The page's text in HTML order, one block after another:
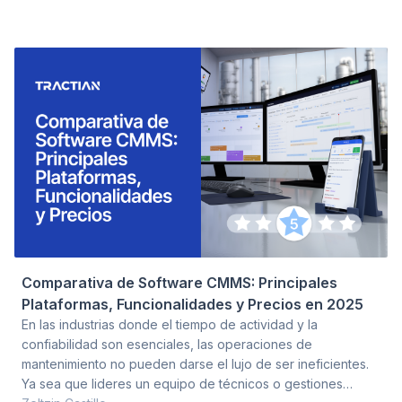
de los sistemas EAM heredados. SAP PM, IBM Maximo y
Oracle EAM aún dominan las implementaciones aguas arriba
Comparativa de Software CMMS: Principales
Plataformas, Funcionalidades y Precios en 2025
En las industrias donde el tiempo de actividad y la
confiabilidad son esenciales, las operaciones de
mantenimiento no pueden darse el lujo de ser ineficientes.
Ya sea que lideres un equipo de técnicos o gestiones